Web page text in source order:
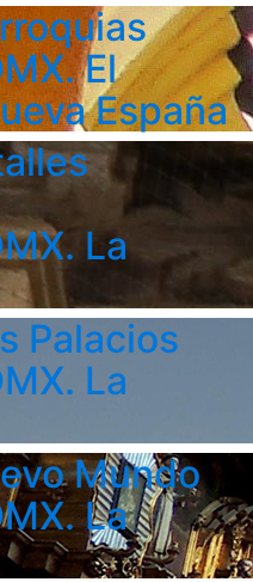
El
España
La
Palacios
La
Mundo
La